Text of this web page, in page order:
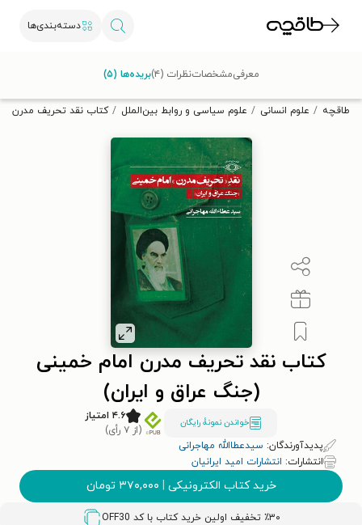
دسته‌بندی‌ها
تخفیف از طاقچه دریافت کن.
طاقچه علوم انسانی علوم سیاسی و روابط بین‌الملل کتاب نقد تحریف مدرن
کتاب نقد تحریف مدرن امام خمینی
(جنگ عراق و ایران)
خواندن نمونۀ رایگان
۴.۶ امتیاز
(از ۷ رأی)
پدیدآورندگان: سیدعطاالله مهاجرانی
انتشارات: انتشارات امید ایرانیان
خرید کتاب الکترونیکی | ۳۷۰,۰۰۰ تومان
٪۳۰ تخفیف اولین خرید کتاب با کد OFF30
معرفیمشخصاتنظرات (۴) بریده‌ها (۵)